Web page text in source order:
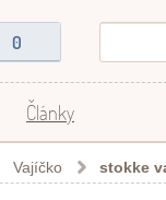
0
Články
Vajíčko stokke